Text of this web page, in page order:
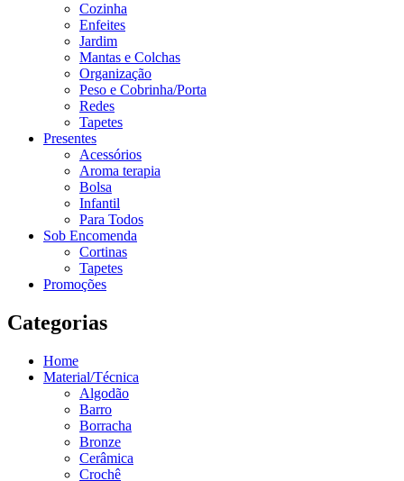
Cozinha
Enfeites
Jardim
Mantas e Colchas
Organização
Peso e Cobrinha/Porta
Redes
Tapetes
Presentes
Acessórios
Aroma terapia
Bolsa
Infantil
Para Todos
Sob Encomenda
Cortinas
Tapetes
Promoções
Categorias
Home
Material/Técnica
Algodão
Barro
Borracha
Bronze
Cerâmica
Crochê